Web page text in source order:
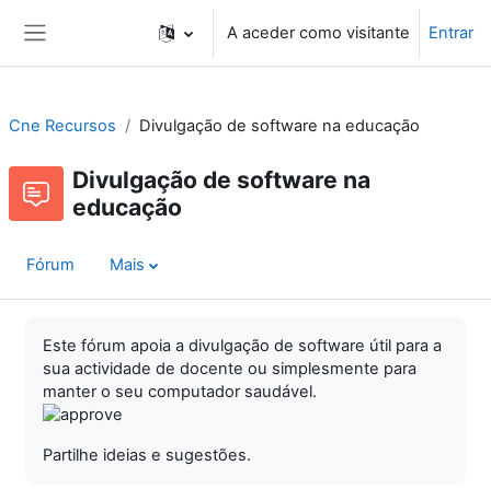
A aceder como visitante Entrar
Cne Recursos Divulgação de software na educação
Divulgação de software na
educação
Fórum Mais
Este fórum apoia a divulgação de software útil para a
sua actividade de docente ou simplesmente para
manter o seu computador saudável.
Partilhe ideias e sugestões.